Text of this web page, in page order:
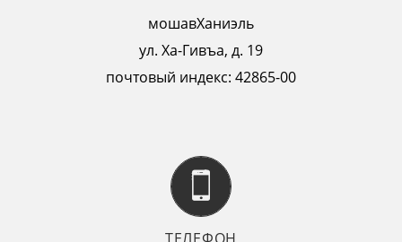
мошавХаниэль
ул. Ха-Гивъа, д. 19
почтовый индекс: 42865-00